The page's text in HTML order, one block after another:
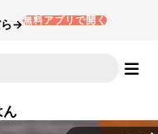
ら→無料アプリで開く
ん